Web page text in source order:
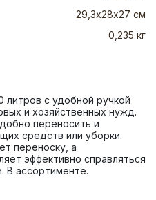
29,3х28х27 см
0,235 кг
с удобной ручкой
и хозяйственных нужд.
переносить и
средств или уборки.
переноску, а
эффективно справляться
В ассортименте.